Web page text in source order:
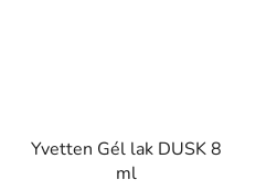
Yvetten Gél lak DUSK 8
ml